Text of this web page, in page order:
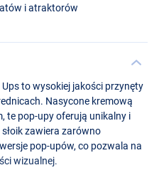
i atraktorów
Ups to wysokiej jakości przynęty
Nasycone kremową
te pop-upy oferują unikalny i
zawiera zarówno
pop-upów, co pozwala na
wizualnej.